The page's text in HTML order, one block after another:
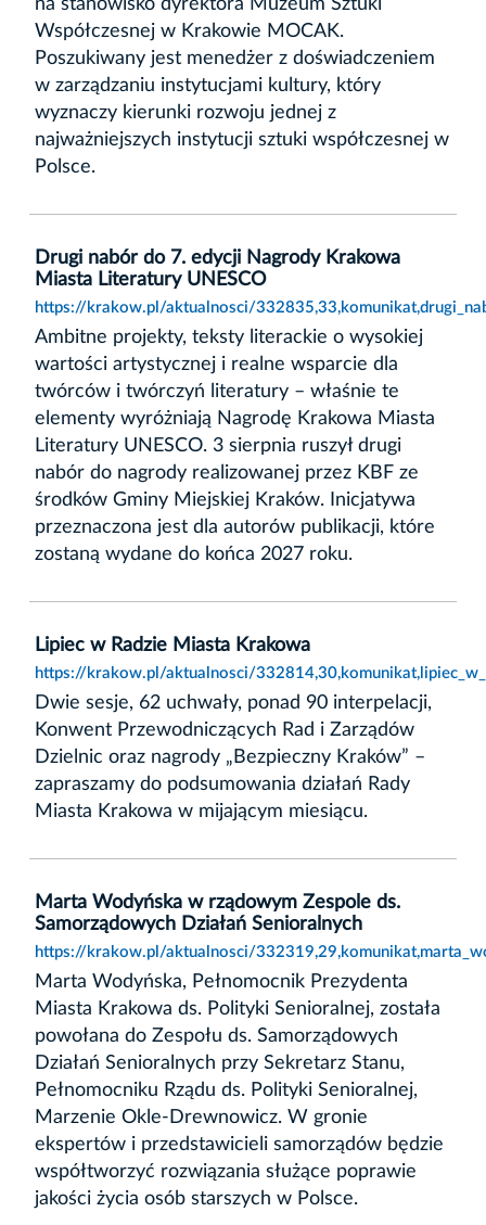
na stanowisko dyrektora Muzeum Sztuki
Współczesnej w Krakowie MOCAK.
Poszukiwany jest menedżer z doświadczeniem
w zarządzaniu instytucjami kultury, który
wyznaczy kierunki rozwoju jednej z
najważniejszych instytucji sztuki współczesnej w
Polsce.
Drugi nabór do 7. edycji Nagrody Krakowa
Miasta Literatury UNESCO
https://krakow.pl/aktualnosci/
Ambitne projekty, teksty literackie o wysokiej
wartości artystycznej i realne wsparcie dla
twórców i twórczyń literatury – właśnie te
elementy wyróżniają Nagrodę Krakowa Miasta
Literatury UNESCO. 3 sierpnia ruszył drugi
nabór do nagrody realizowanej przez KBF ze
środków Gminy Miejskiej Kraków. Inicjatywa
przeznaczona jest dla autorów publikacji, które
zostaną wydane do końca 2027 roku.
Lipiec w Radzie Miasta Krakowa
https://krakow.pl/aktualnosci/
Dwie sesje, 62 uchwały, ponad 90 interpelacji,
Konwent Przewodniczących Rad i Zarządów
Dzielnic oraz nagrody „Bezpieczny Kraków” –
zapraszamy do podsumowania działań Rady
Miasta Krakowa w mijającym miesiącu.
Marta Wodyńska w rządowym Zespole ds.
Samorządowych Działań Senioralnych
https://krakow.pl/aktualnosci/
Marta Wodyńska, Pełnomocnik Prezydenta
Miasta Krakowa ds. Polityki Senioralnej, została
powołana do Zespołu ds. Samorządowych
Działań Senioralnych przy Sekretarz Stanu,
Pełnomocniku Rządu ds. Polityki Senioralnej,
Marzenie Okle-Drewnowicz. W gronie
ekspertów i przedstawicieli samorządów będzie
współtworzyć rozwiązania służące poprawie
jakości życia osób starszych w Polsce.